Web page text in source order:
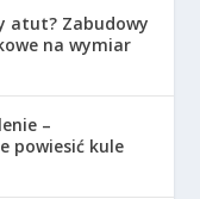
atut? Zabudowy
na wymiar
–
powiesić kule